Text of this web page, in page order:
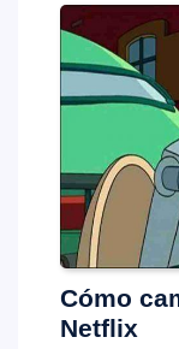
Cómo
Netflix